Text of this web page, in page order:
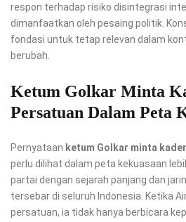
respon terhadap risiko disintegrasi
dimanfaatkan oleh pesaing politik.
fondasi untuk tetap relevan dalam
berubah.
Ketum Golkar Minta
Persatuan Dalam Peta
Pernyataan ketum Golkar minta
perlu dilihat dalam peta kekuasaan
partai dengan sejarah panjang dan
tersebar di seluruh Indonesia. Ketika
persatuan, ia tidak hanya berbicara